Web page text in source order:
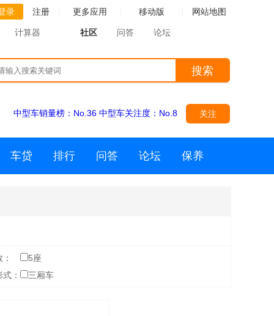
录 注册 更多应用 移动版 网站地图
计算器 社区 问答 论坛
搜索
中型车销量榜： No.36 中型车关注度： No.8 关注
车贷 排行 问答 论坛 保养
5座
： 三厢车